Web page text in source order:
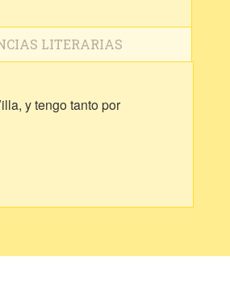
LITERARIAS
y tengo tanto por